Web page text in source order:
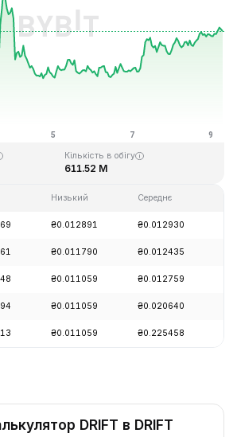
09, 07:16 GMT+0
Кількість в обігу
611.52 M
Низький Середнє
₴0.012891 ₴0.012930
₴0.011790 ₴0.012435
₴0.011059 ₴0.012759
₴0.011059 ₴0.020640
₴0.011059 ₴0.225458
DRIFT в DRIFT